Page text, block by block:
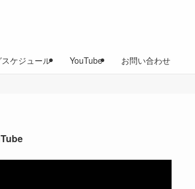
ケジュール YouTube お問い合わせ